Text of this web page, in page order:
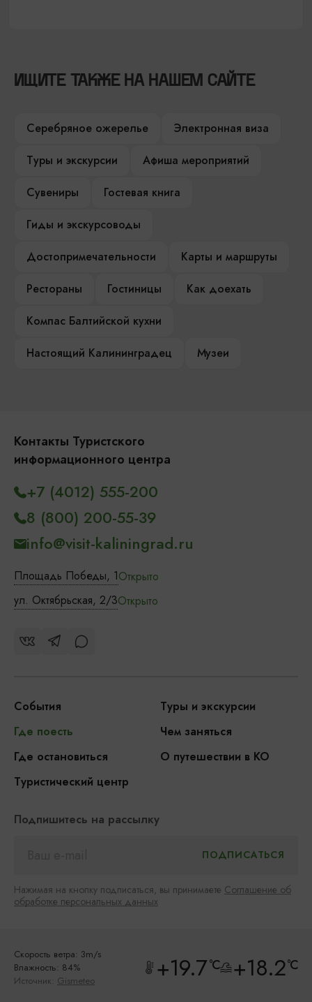
ИЩИТЕ ТАКЖЕ НА НАШЕМ САЙТЕ
Серебряное ожерелье
Электронная виза
Туры и экскурсии
Афиша мероприятий
Сувениры
Гостевая книга
Гиды и экскурсоводы
Достопримечательности
Карты и маршруты
Рестораны
Гостиницы
Как доехать
Компас Балтийской кухни
Настоящий Калининградец
Музеи
Контакты Туристского
информационного центра
Площадь Победы, 1Открыто
ул. Октябрьская, 2/3Открыто
+7 (4012) 555-200
8 (800) 200-55-39
info@visit-kaliningrad.ru
События
Туры и экскурсии
Где поесть
Чем заняться
Где остановиться
О путешествии в КО
Туристический центр
Подпишитесь на рассылку
Нажимая на кнопку подписаться, вы принимаете Соглашение об
обработке персональных данных
Скорость ветра: 3m/s
Влажность: 84%
Источник: Gismeteo +19.7°C +18.2°C